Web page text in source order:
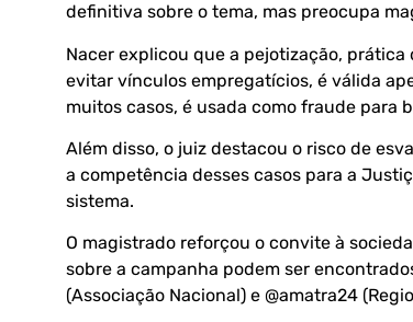
definitiva sobre o tema, mas preocupa
Nacer explicou que a pejotização,
evitar vínculos empregatícios, é válida
muitos casos, é usada como fraude para
Além disso, o juiz destacou o risco de
a competência desses casos para a
sistema.
O magistrado reforçou o convite à
sobre a campanha podem ser
(Associação Nacional) e @amatra24